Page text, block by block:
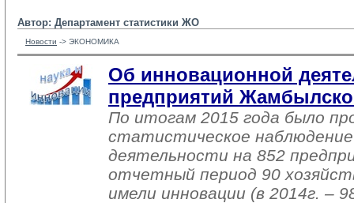
Автор: Департамент статистики ЖО
Новости -> ЭКОНОМИКА
Об инновационной
предприятий
По итогам 2015 года было
статистическое
деятельности на 852
отчетный период 90
имели инновации (в 2014г. –